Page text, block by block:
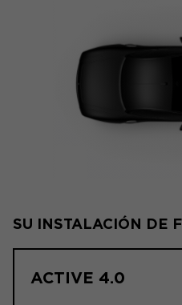
SU INSTALACIÓN DE
ACTIVE 4.0